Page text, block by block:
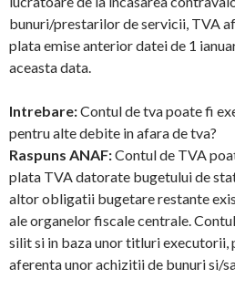
bunuri/prestarilor de servicii, TVA
plata emise anterior datei de 1
aceasta data.
Intrebare:Contul de tva poate fi
pentru alte debite in afara de tva?
Raspuns ANAF:Contul de TVA
plata TVA datorate bugetului de
altor obligatii bugetare restante
ale organelor fiscale centrale.
silit si in baza unor titluri
aferenta unor achizitii de bunuri si/